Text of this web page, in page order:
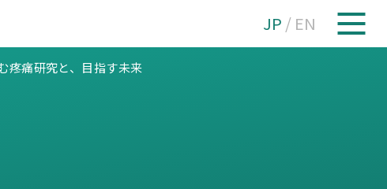
JP / EN
疼痛研究と、目指す未来